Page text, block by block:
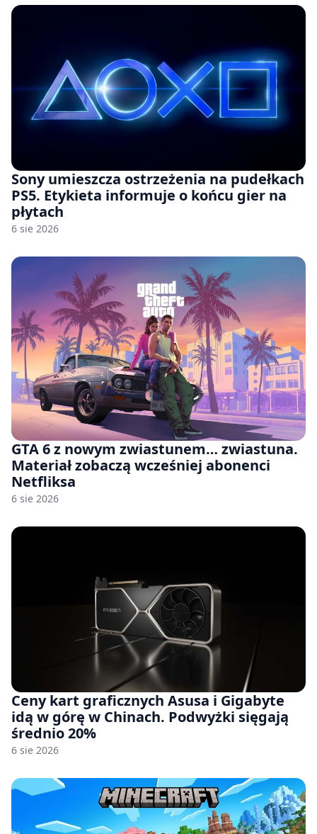
Sony umieszcza ostrzeżenia na pudełkach
PS5. Etykieta informuje o końcu gier na
płytach
6 sie 2026
GTA 6 z nowym zwiastunem… zwiastuna.
Materiał zobaczą wcześniej abonenci
Netfliksa
6 sie 2026
Ceny kart graficznych Asusa i Gigabyte
idą w górę w Chinach. Podwyżki sięgają
średnio 20%
6 sie 2026